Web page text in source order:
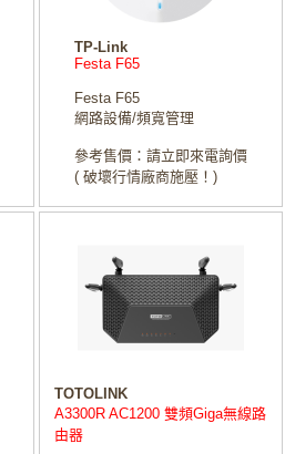
TP-Link
Festa F65
Festa F65
網路設備/頻寬管理
參考售價：請立即來電詢價
( 破壞行情廠商施壓！)
TOTOLINK
A3300R AC1200 雙頻Giga無線路
由器